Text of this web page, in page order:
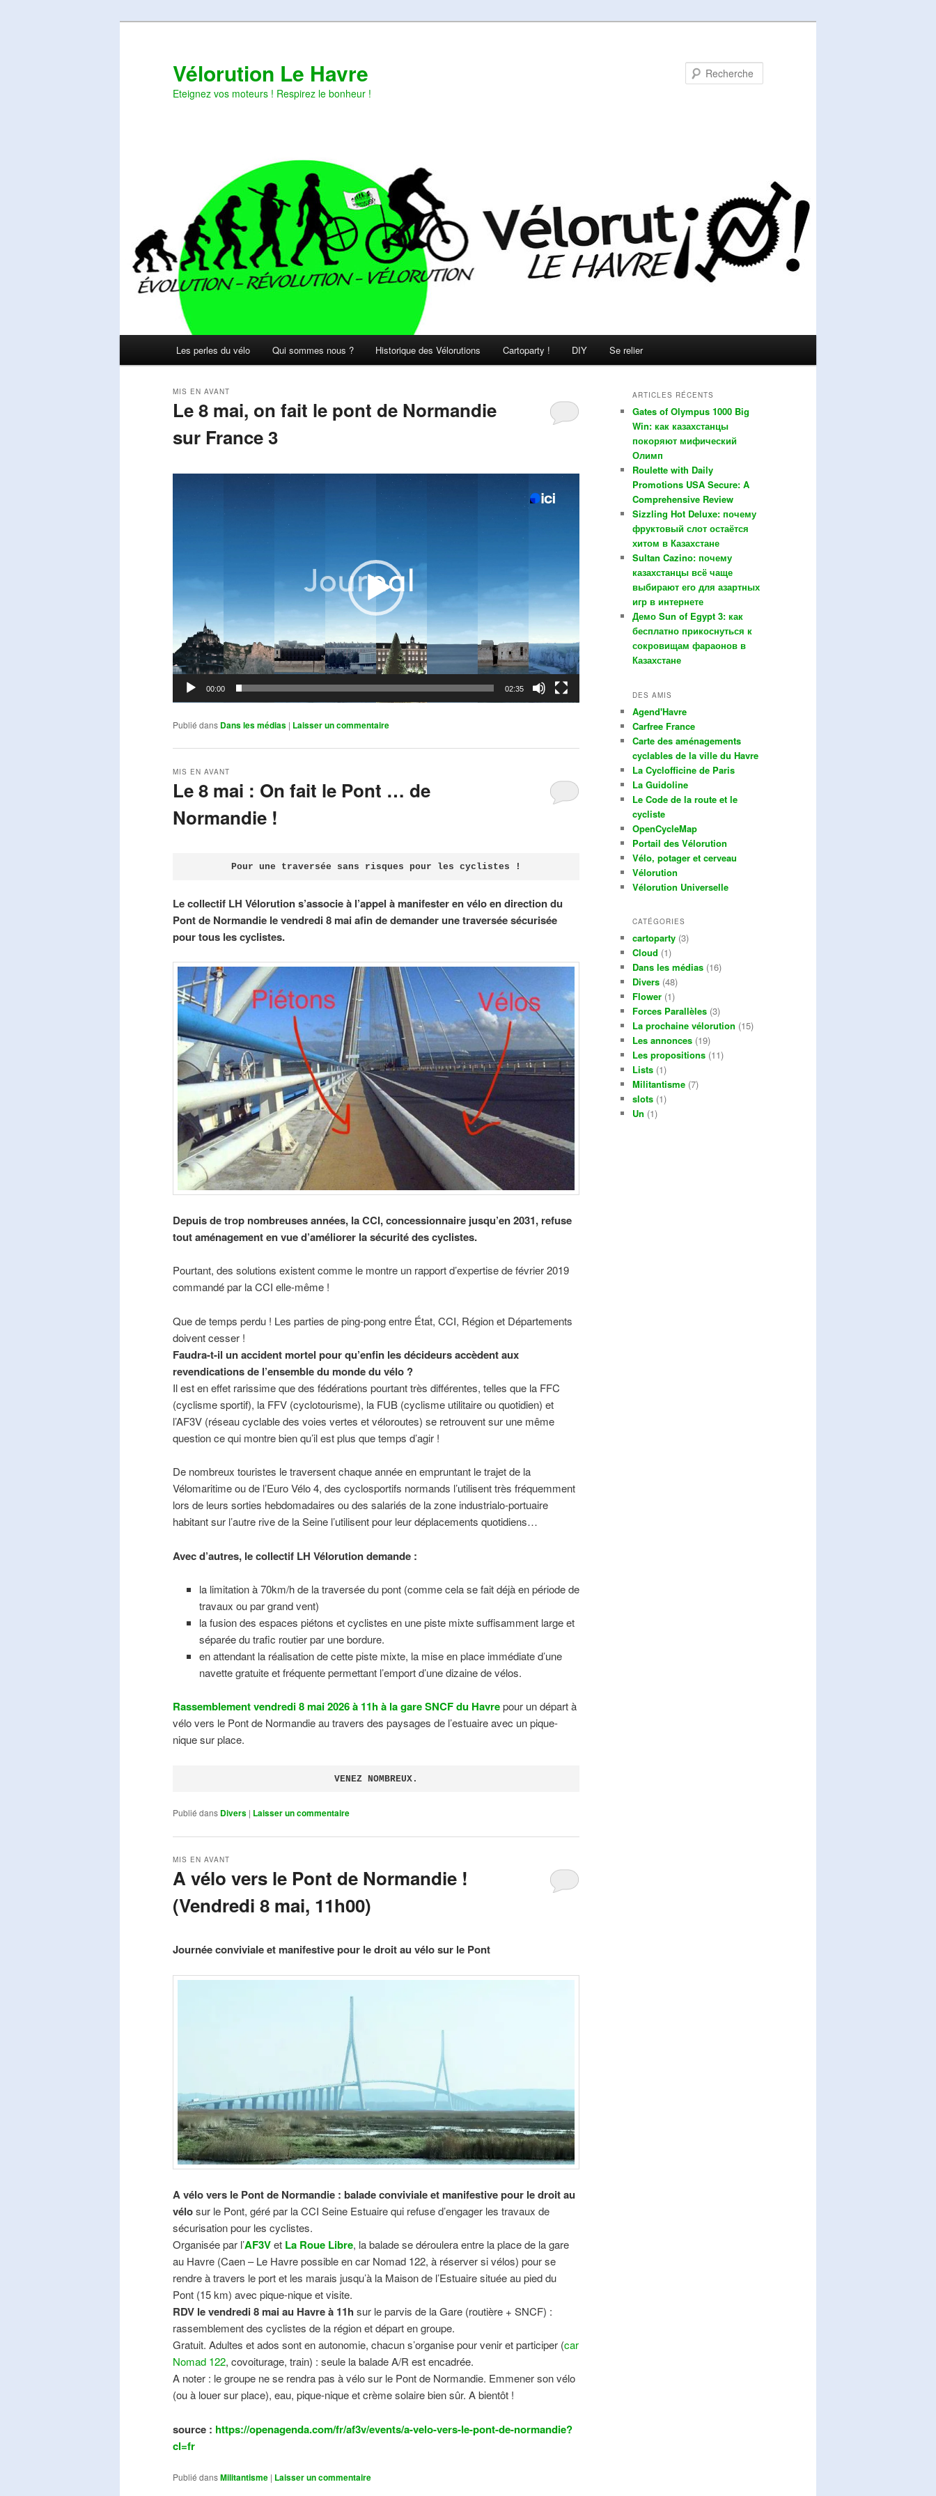
Vélorution Le Havre
Eteignez vos moteurs ! Respirez le bonheur !
Les perles du vélo Qui sommes nous ? Historique des Vélorutions Cartoparty ! DIY Se relier
Le 8 mai, on fait le pont de Normandie
sur France 3
MIS EN AVANT
00:00 02:35
Publié dans Dans les médias | Laisser un commentaire
Le 8 mai : On fait le Pont … de
Normandie !
MIS EN AVANT
Pour une traversée sans risques pour les cyclistes !
Le collectif LH Vélorution s’associe à l’appel à manifester en vélo en direction du
Pont de Normandie le vendredi 8 mai afin de demander une traversée sécurisée
pour tous les cyclistes.
Depuis de trop nombreuses années, la CCI, concessionnaire jusqu’en 2031, refuse
tout aménagement en vue d’améliorer la sécurité des cyclistes.
Pourtant, des solutions existent comme le montre un rapport d’expertise de février 2019
commandé par la CCI elle-même !
Que de temps perdu ! Les parties de ping-pong entre État, CCI, Région et Départements
doivent cesser !
Faudra-t-il un accident mortel pour qu’enfin les décideurs accèdent aux
revendications de l’ensemble du monde du vélo ?
Il est en effet rarissime que des fédérations pourtant très différentes, telles que la FFC
(cyclisme sportif), la FFV (cyclotourisme), la FUB (cyclisme utilitaire ou quotidien) et
l’AF3V (réseau cyclable des voies vertes et véloroutes) se retrouvent sur une même
question ce qui montre bien qu’il est plus que temps d’agir !
De nombreux touristes le traversent chaque année en empruntant le trajet de la
Vélomaritime ou de l’Euro Vélo 4, des cyclosportifs normands l’utilisent très fréquemment
lors de leurs sorties hebdomadaires ou des salariés de la zone industrialo-portuaire
habitant sur l’autre rive de la Seine l’utilisent pour leur déplacements quotidiens…
Avec d’autres, le collectif LH Vélorution demande :
la limitation à 70km/h de la traversée du pont (comme cela se fait déjà en période de
travaux ou par grand vent)
la fusion des espaces piétons et cyclistes en une piste mixte suffisamment large et
séparée du trafic routier par une bordure.
en attendant la réalisation de cette piste mixte, la mise en place immédiate d’une
navette gratuite et fréquente permettant l’emport d’une dizaine de vélos.
Rassemblement vendredi 8 mai 2026 à 11h à la gare SNCF du Havrepour un départ à
vélo vers le Pont de Normandie au travers des paysages de l’estuaire avec un pique-
nique sur place.
VENEZ NOMBREUX.
Publié dans Divers | Laisser un commentaire
A vélo vers le Pont de Normandie !
(Vendredi 8 mai, 11h00)
MIS EN AVANT
Journée conviviale et manifestive pour le droit au vélo sur le Pont
A vélo vers le Pont de Normandie : balade conviviale et manifestivepour le droit au
vélosur le Pont, géré par la CCI Seine Estuaire qui refuse d’engager les travaux de
sécurisation pour les cyclistes.
Organisée par l’AF3Vet La Roue Libre, la balade se déroulera entre la place de la gare
au Havre (Caen – Le Havre possible en car Nomad 122, à réserver si vélos) pour se
rendre à travers le port et les marais jusqu’à la Maison de l’Estuaire située au pied du
Pont (15 km) avec pique-nique et visite.
RDV le vendredi 8 mai au Havre à 11h sur le parvis de la Gare (routière + SNCF) :
rassemblement des cyclistes de la région et départ en groupe.
Gratuit. Adultes et ados sont en autonomie, chacun s’organise pour venir et participer (car
Nomad 122, covoiturage, train) : seule la balade A/R est encadrée.
A noter : le groupe ne se rendra pas à vélo sur le Pont de Normandie. Emmener son vélo
(ou à louer sur place), eau, pique-nique et crème solaire bien sûr. A bientôt !
source : https://openagenda.com/fr/af3v/events/a-velo-vers-le-pont-de-normandie?
cl=fr
Publié dansMilitantisme | Laisser un commentaire
ARTICLES RÉCENTS
Gates of Olympus 1000 Big
Win: как казахстанцы
покоряют мифический
Олимп
Roulette with Daily
Promotions USA Secure: A
Comprehensive Review
Sizzling Hot Deluxe: почему
фруктовый слот остаётся
хитом в Казахстане
Sultan Cazino: почему
казахстанцы всё чаще
выбирают его для азартных
игр в интернете
Демо Sun of Egypt 3: как
бесплатно прикоснуться к
сокровищам фараонов в
Казахстане
DES AMIS
Agend'Havre
Carfree France
Carte des aménagements
cyclables de la ville du Havre
La Cyclofficine de Paris
La Guidoline
Le Code de la route et le
cycliste
OpenCycleMap
Portail des Vélorution
Vélo, potager et cerveau
Vélorution
Vélorution Universelle
CATÉGORIES
cartoparty (3)
Cloud (1)
Dans les médias (16)
Divers (48)
Flower (1)
Forces Parallèles (3)
La prochaine vélorution (15)
Les annonces (19)
Les propositions (11)
Lists (1)
Militantisme (7)
slots (1)
Un (1)